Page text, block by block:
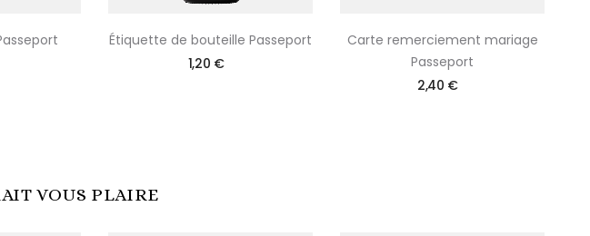
Étiquette de bouteille Passeport
1,20 €
Carte remerciement mariage
Passeport
2,40 €
VOUS PLAIRE